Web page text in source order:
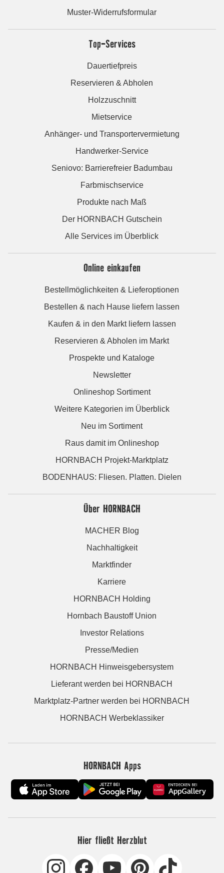
Muster-Widerrufsformular
Top-Services
Dauertiefpreis
Reservieren & Abholen
Holzzuschnitt
Mietservice
Anhänger- und Transportervermietung
Handwerker-Service
Seniovo: Barrierefreier Badumbau
Farbmischservice
Produkte nach Maß
Der HORNBACH Gutschein
Alle Services im Überblick
Online einkaufen
Bestellmöglichkeiten & Lieferoptionen
Bestellen & nach Hause liefern lassen
Kaufen & in den Markt liefern lassen
Reservieren & Abholen im Markt
Prospekte und Kataloge
Newsletter
Onlineshop Sortiment
Weitere Kategorien im Überblick
Neu im Sortiment
Raus damit im Onlineshop
HORNBACH Projekt-Marktplatz
BODENHAUS: Fliesen. Platten. Dielen
Über HORNBACH
MACHER Blog
Nachhaltigkeit
Marktfinder
Karriere
HORNBACH Holding
Hornbach Baustoff Union
Investor Relations
Presse/Medien
HORNBACH Hinweisgebersystem
Lieferant werden bei HORNBACH
Marktplatz-Partner werden bei HORNBACH
HORNBACH Werbeklassiker
HORNBACH Apps
Hier fließt Herzblut